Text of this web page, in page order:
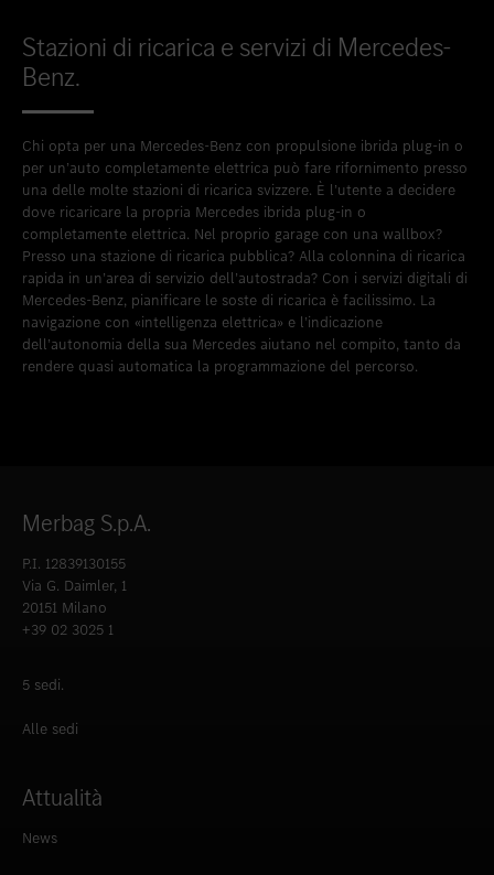
Stazioni di ricarica e servizi di Mercedes-
Benz.
Chi opta per una Mercedes-Benz con propulsione ibrida plug-in o
per un’auto completamente elettrica può fare rifornimento presso
una delle molte stazioni di ricarica svizzere. È l’utente a decidere
dove ricaricare la propria Mercedes ibrida plug-in o
completamente elettrica. Nel proprio garage con una wallbox?
Presso una stazione di ricarica pubblica? Alla colonnina di ricarica
rapida in un’area di servizio dell’autostrada? Con i servizi digitali di
Mercedes-Benz, pianificare le soste di ricarica è facilissimo. La
navigazione con «intelligenza elettrica» e l’indicazione
dell’autonomia della sua Mercedes aiutano nel compito, tanto da
rendere quasi automatica la programmazione del percorso.
Merbag S.p.A.
P.I. 12839130155
Via G. Daimler, 1
20151 Milano
+39 02 3025 1
5 sedi.
Alle sedi
Attualità
News